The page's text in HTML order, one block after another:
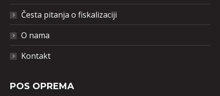
Česta pitanja o fiskalizaciji
O nama
Kontakt
POS OPREMA